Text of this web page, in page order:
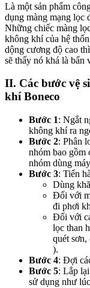
Là một sản phẩm
dụng màng mạng lọc
Những chiếc màng
không khí của hệ
dộng cương độ cao
sẽ thấy nó khá là bẩn
II. Các bước vệ
khí Boneco
Bước 1: Ngắt
không khí ra
Bước 2: Phân
nhóm bao gồm
nhóm dùng
Bước 3: Tiến
Dùng
Đối với
đi phơi
Đối với
lọc than
quét
).
Bước 4: Đợi
Bước 5: Lắp
sử dụng như